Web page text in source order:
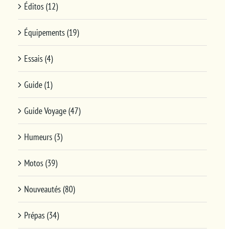
Éditos (12)
Équipements (19)
Essais (4)
Guide (1)
Guide Voyage (47)
Humeurs (3)
Motos (39)
Nouveautés (80)
Prépas (34)